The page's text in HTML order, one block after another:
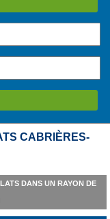
CABRIÈRES-
DANS UN RAYON DE